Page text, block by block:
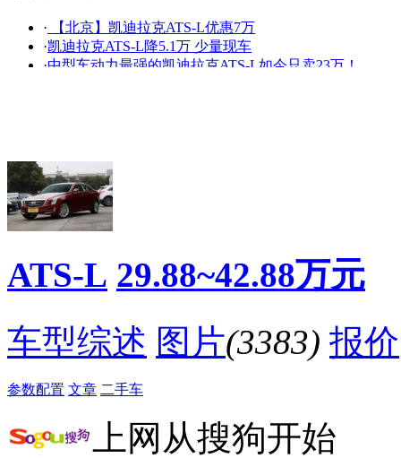
看赛车宝贝争奇斗
艳
车模美腿爆乳无惧
走光
· 【北京】凯迪拉克ATS-L优惠7万
·凯迪拉克ATS-L降5.1万 少量现车
·中型车动力最强的凯迪拉克ATS-L如今只卖23万！
无锡润通红色风暴卷席全城
·二手PK！凯迪拉克ATS-L与宝马3系选谁？
·这几款车车载音响视听效果够骚够给力！
降价促销
ATS-L 29.88~42.88万元
车型综述 图片(3383) 报价
参数配置 文章 二手车
上网从搜狗开始